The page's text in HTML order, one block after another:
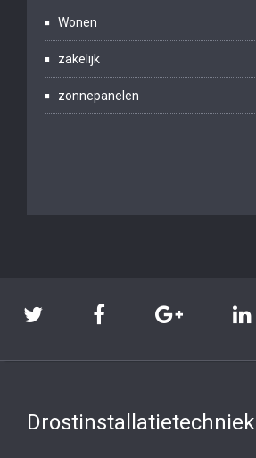
Wonen
zakelijk
zonnepanelen
Drostinstallatietechniek